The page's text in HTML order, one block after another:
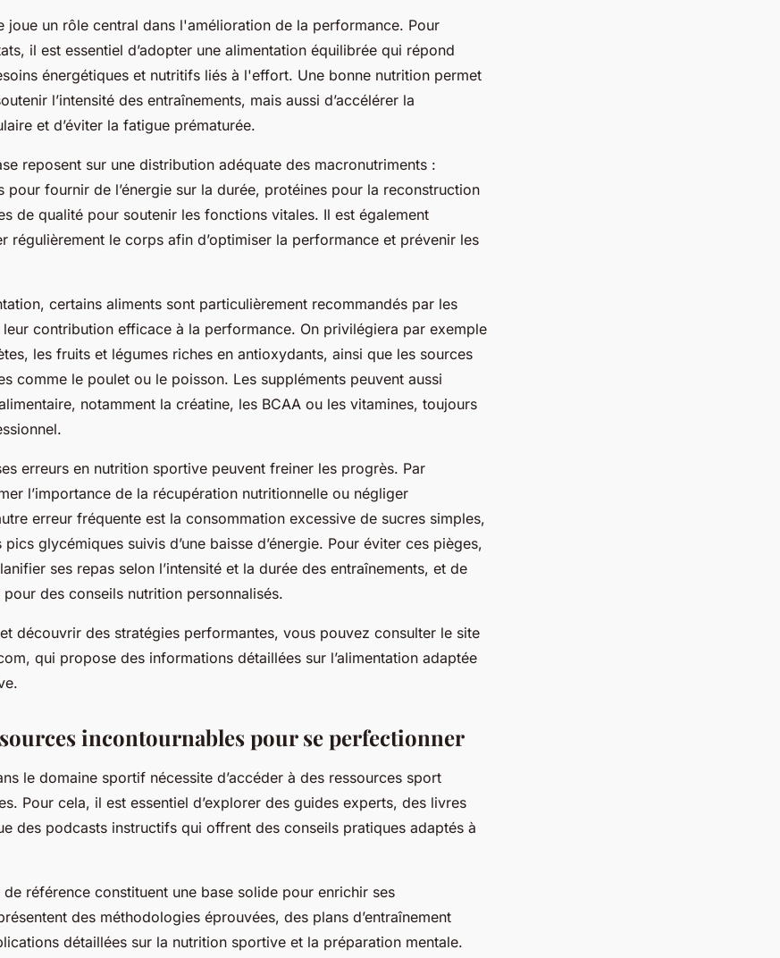
joue un rôle central dans l'amélioration de la performance. Pour
il est essentiel d’adopter une alimentation équilibrée qui répond
énergétiques et nutritifs liés à l'effort. Une bonne nutrition permet
l’intensité des entraînements, mais aussi d’accélérer la
et d’éviter la fatigue prématurée.
reposent sur une distribution adéquate des macronutriments :
pour fournir de l’énergie sur la durée, protéines pour la reconstruction
de qualité pour soutenir les fonctions vitales. Il est également
régulièrement le corps afin d’optimiser la performance et prévenir les
certains aliments sont particulièrement recommandés par les
contribution efficace à la performance. On privilégiera par exemple
les fruits et légumes riches en antioxydants, ainsi que les sources
comme le poulet ou le poisson. Les suppléments peuvent aussi
notamment la créatine, les BCAA ou les vitamines, toujours
erreurs en nutrition sportive peuvent freiner les progrès. Par
l’importance de la récupération nutritionnelle ou négliger
erreur fréquente est la consommation excessive de sucres simples,
glycémiques suivis d’une baisse d’énergie. Pour éviter ces pièges,
ses repas selon l’intensité et la durée des entraînements, et de
des conseils nutrition personnalisés.
découvrir des stratégies performantes, vous pouvez consulter le site
qui propose des informations détaillées sur l’alimentation adaptée
incontournables pour se perfectionner
le domaine sportif nécessite d’accéder à des ressources sport
Pour cela, il est essentiel d’explorer des guides experts, des livres
des podcasts instructifs qui offrent des conseils pratiques adaptés à
référence constituent une base solide pour enrichir ses
des méthodologies éprouvées, des plans d’entraînement
détaillées sur la nutrition sportive et la préparation mentale.